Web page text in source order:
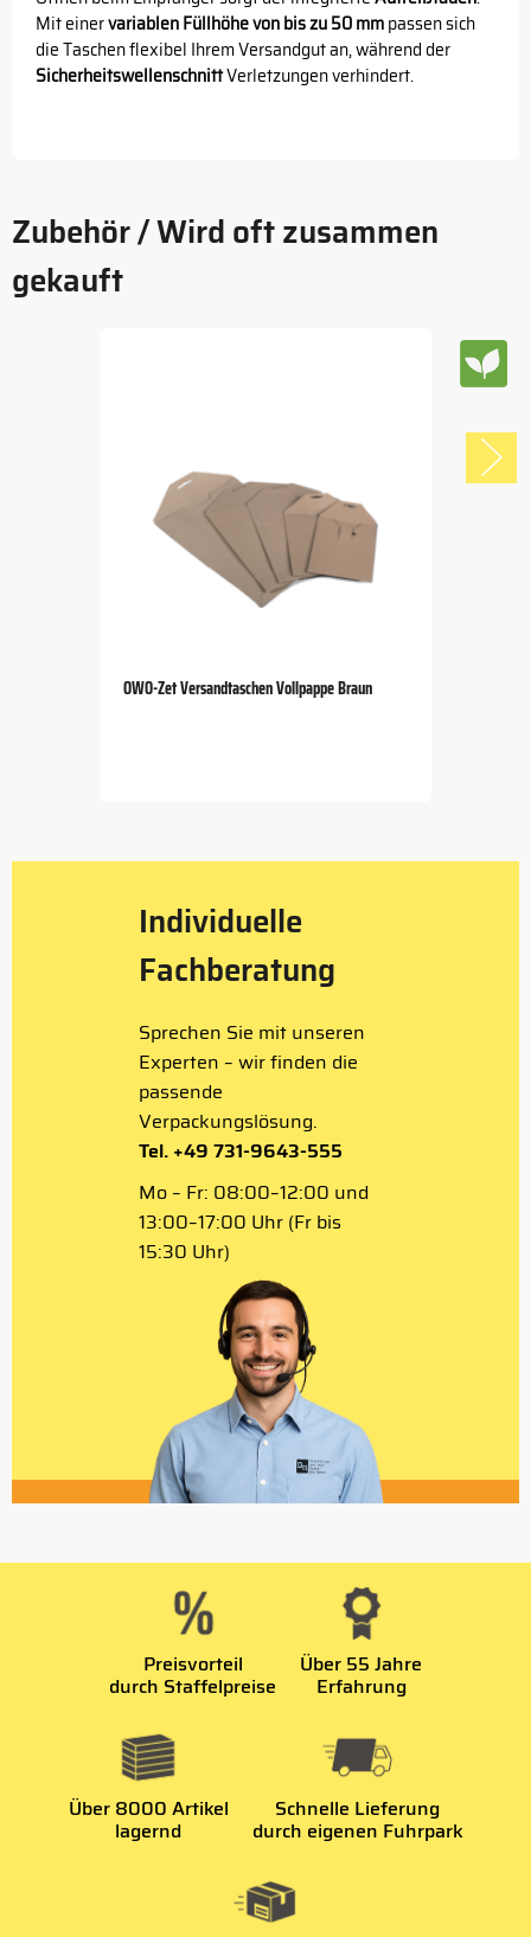
Mit einervariablen Füllhöhe von bis zu 50 mmpassen sich
die Taschen flexibel Ihrem Versandgut an, während der
SicherheitswellenschnittVerletzungen verhindert.
Zubehör / Wird oft zusammen
gekauft
OWO-Zet Versandtaschen Vollpappe Braun
Individuelle
Fachberatung
Sprechen Sie mit unseren
Experten – wir finden die
passende
Verpackungslösung.
Tel. +49 731-9643-555
Mo – Fr: 08:00–12:00 und
13:00–17:00 Uhr (Fr bis
15:30 Uhr)
Preisvorteil
durch Staffelpreise
Über 55 Jahre
Erfahrung
Über 8000 Artikel
lagernd
Schnelle Lieferung
durch eigenen Fuhrpark